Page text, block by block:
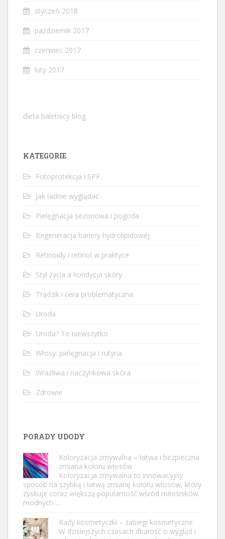
styczeń 2018
październik 2017
czerwiec 2017
luty 2017
dieta baletnicy blog
KATEGORIE
Fotoprotekcja i SPF
Jak ładnie wyglądać
Pielęgnacja sezonowa i pogoda
Regeneracja bariery hydrolipidowej
Retinoidy i retinol w praktyce
Styl życia a kondycja skóry
Trądzik i cera problematyczna
Uroda
Uroda? To niewszytko
Włosy: pielęgnacja i rutyna
Wrażliwa i naczynkowa skóra
Zdrowie
PORADY UDODY
Koloryzacja zmywalna – łatwa i bezpieczna
zmiana koloru włosów
Koloryzacja zmywalna to innowacyjny
sposób na szybką i łatwą zmianę koloru włosów, który
zyskuje coraz większą popularność wśród miłośników
modnych …
Rady kosmetyczki – zabiegi kosmetyczne
W dzisiejszych czasach dbałość o wygląd i